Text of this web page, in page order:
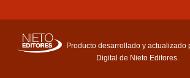
Producto desarrollado y actualizado
Digital de Nieto Editores.